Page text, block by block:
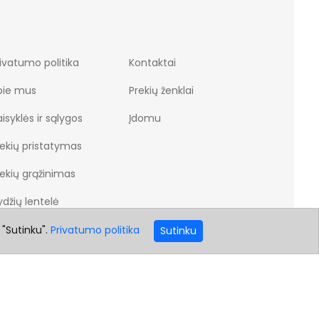
politika
mus
ir sąlygos
pristatymas
grąžinimas
lentelė
Kontaktai
Prekių ženklai
Įdomu
Privatumo politika Sutinku